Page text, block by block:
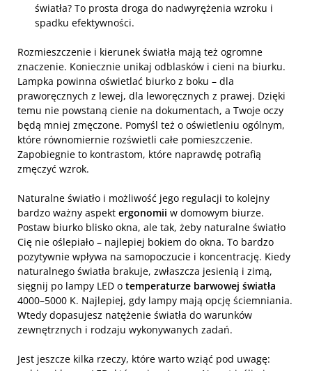
światła? To prosta droga do nadwyrężenia wzroku i
spadku efektywności.
Rozmieszczenie i kierunek światła mają też ogromne
znaczenie. Koniecznie unikaj odblasków i cieni na biurku.
Lampka powinna oświetlać biurko z boku – dla
praworęcznych z lewej, dla leworęcznych z prawej. Dzięki
temu nie powstaną cienie na dokumentach, a Twoje oczy
będą mniej zmęczone. Pomyśl też o oświetleniu ogólnym,
które równomiernie rozświetli całe pomieszczenie.
Zapobiegnie to kontrastom, które naprawdę potrafią
zmęczyć wzrok.
Naturalne światło i możliwość jego regulacji to kolejny
bardzo ważny aspekt ergonomii w domowym biurze.
Postaw biurko blisko okna, ale tak, żeby naturalne światło
Cię nie oślepiało – najlepiej bokiem do okna. To bardzo
pozytywnie wpływa na samopoczucie i koncentrację. Kiedy
naturalnego światła brakuje, zwłaszcza jesienią i zimą,
sięgnij po lampy LED o temperaturze barwowej światła
4000–5000 K. Najlepiej, gdy lampy mają opcję ściemniania.
Wtedy dopasujesz natężenie światła do warunków
zewnętrznych i rodzaju wykonywanych zadań.
Jest jeszcze kilka rzeczy, które warto wziąć pod uwagę: